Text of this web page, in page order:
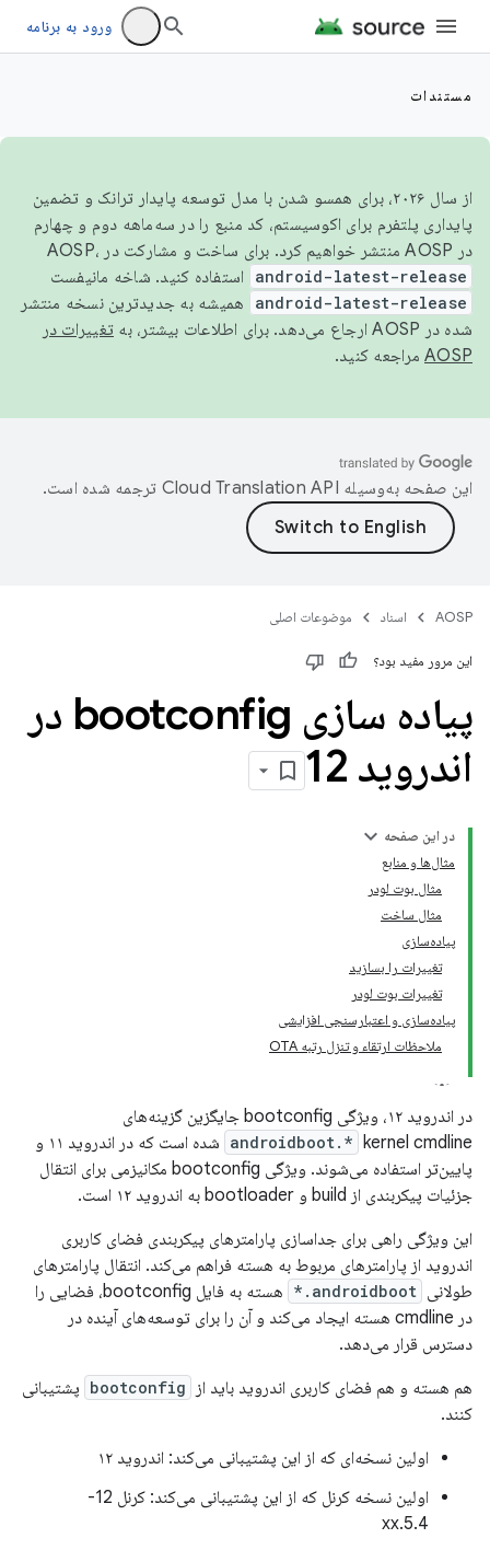
ورود به برنامه
مستندات
از سال ۲۰۲۶، برای همسو شدن با مدل توسعه پایدار ترانک و تضمین
پایداری پلتفرم برای اکوسیستم، کد منبع را در سه‌ماهه دوم و چهارم
در AOSP منتشر خواهیم کرد. برای ساخت و مشارکت در AOSP،
android-latest-release استفاده کنید. شاخه مانیفست
android-latest-release
همیشه به جدیدترین نسخه منتشر
شده در AOSP ارجاع می‌دهد. برای اطلاعات بیشتر، به
تغییرات در
AOSP مراجعه کنید.
این صفحه به‌وسیله ترجمه شده است.
AOSP اسناد موضوعات اصلی
این مرور مفید بود؟
پیاده سازی bootconfig در
اندروید 12
در این صفحه
مثال‌ها و منابع
مثال بوت لودر
مثال ساخت
پیاده‌سازی
تغییرات را بسازید
تغییرات بوت لودر
پیاده‌سازی و اعتبارسنجی افزایشی
ملاحظات ارتقاء و تنزل رتبه OTA
در اندروید ۱۲، ویژگی bootconfig جایگزین گزینه‌های
androidboot.*
kernel cmdline شده است که در اندروید ۱۱ و
پایین‌تر استفاده می‌شوند. ویژگی bootconfig مکانیزمی برای انتقال
جزئیات پیکربندی از build و bootloader به اندروید ۱۲ است.
این ویژگی راهی برای جداسازی پارامترهای پیکربندی فضای کاربری
اندروید از پارامترهای مربوط به هسته فراهم می‌کند. انتقال پارامترهای
طولانی androidboot.*
هسته به فایل bootconfig، فضایی را
در cmdline هسته ایجاد می‌کند و آن را برای توسعه‌های آینده در
دسترس قرار می‌دهد.
هم هسته و هم فضای کاربری اندروید باید از
bootconfig پشتیبانی
کنند.
اولین نسخه‌ای که از این پشتیبانی می‌کند: اندروید ۱۲
اولین نسخه کرنل که از این پشتیبانی می‌کند: کرنل 12-
5.4.xx